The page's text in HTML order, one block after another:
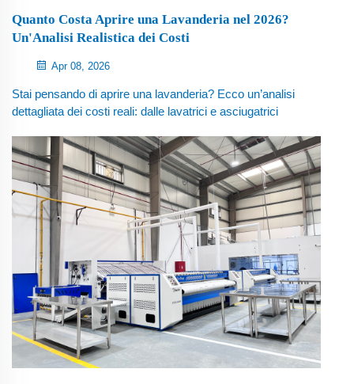
Quanto Costa Aprire una Lavanderia nel 2026?
Un'Analisi Realistica dei Costi
Apr 08, 2026
Stai pensando di aprire una lavanderia? Ecco un’analisi
dettagliata dei costi reali: dalle lavatrici e asciugatrici
profitto, periodo di recupero dell’investimento e modalità
di finanziamento. Leggi prima di investire.